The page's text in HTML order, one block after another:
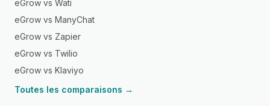
eGrow vs Wati
eGrow vs ManyChat
eGrow vs Zapier
eGrow vs Twilio
eGrow vs Klaviyo
Toutes les comparaisons →